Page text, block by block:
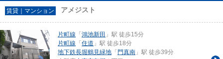
賃貸｜マンション アメジスト
片町線 「 鴻池新田 」駅 徒歩15分
片町線 「 住道 」駅 徒歩18分
地下鉄長堀鶴見緑地 「 門真南 」駅 徒歩39分